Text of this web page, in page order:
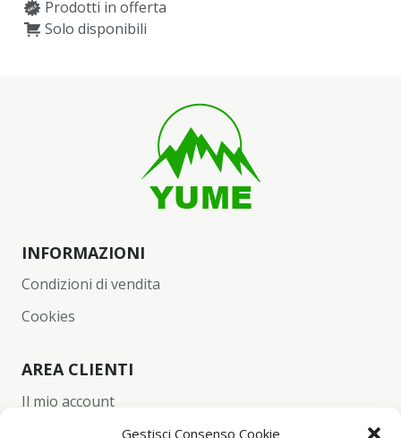
Gestisci Consenso Cookie
Prodotti in offerta
Solo disponibili
INFORMAZIONI
Condizioni di vendita
Cookies
AREA CLIENTI
Il mio account